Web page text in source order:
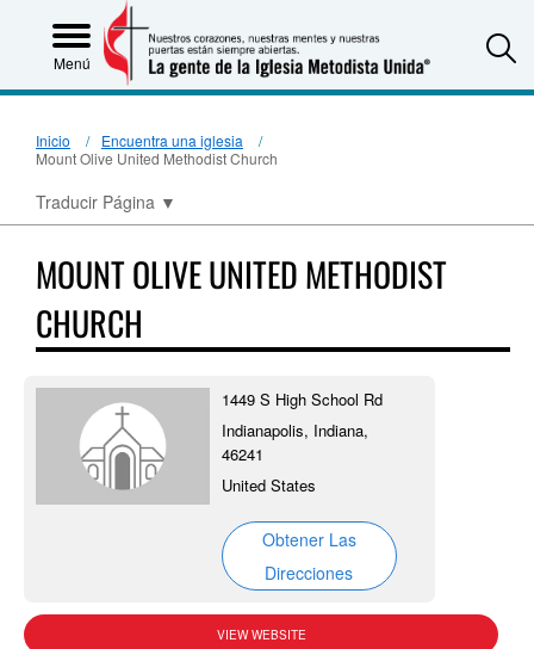
Menú
Inicio
Encuentra una iglesia
Mount Olive United Methodist Church
Traducir Página ▼
MOUNT OLIVE UNITED METHODIST
CHURCH
1449 S High School Rd
Indianapolis, Indiana,
46241
United States
Obtener Las
Direcciones
VIEW WEBSITE